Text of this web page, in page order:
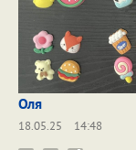
Оля
18.05.25
14:48